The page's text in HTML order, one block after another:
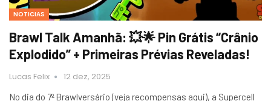
NOTICIAS
Brawl Talk Amanhã: 💥🌟 Pin Grátis “Crânio
Explodido” + Primeiras Prévias Reveladas!
Lucas Felix 12 dez, 2025
No dia do 7º Brawlversário (veja recompensas aqui), a Supercell